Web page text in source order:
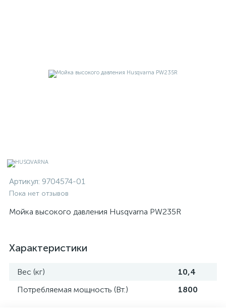
Артикул: 9704574-01
Пока нет отзывов
Мойка высокого давления Husqvarna PW235R
Характеристики
Вес (кг)
10,4
Потребляемая мощность (Вт.)
1800